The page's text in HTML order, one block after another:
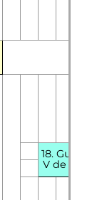
18.
Vde